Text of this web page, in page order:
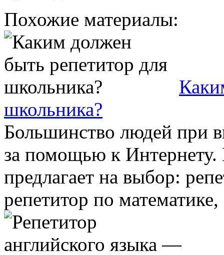
Похожие материалы:
школьника?
Большинство людей при
за помощью к
предлагает на выбор:
репетитор по математике,